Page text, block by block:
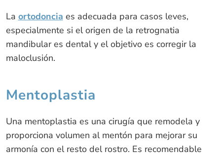
La ortodoncia es adecuada para casos leves,
especialmente si el origen de la retrognatia
mandibular es dental y el objetivo es corregir la
maloclusión.
Mentoplastia
Una mentoplastia es una cirugía que remodela y
proporciona volumen al mentón para mejorar su
armonía con el resto del rostro. Es recomendable